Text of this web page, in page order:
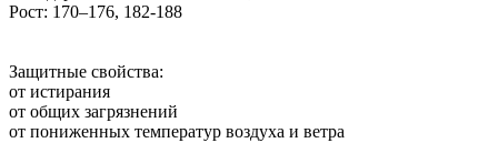
Рост: 170–176, 182-188
Защитные свойства:
от истирания
от общих загрязнений
от пониженных температур воздуха и ветра